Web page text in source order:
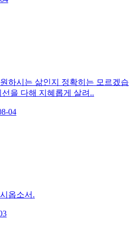
하시는 삶인지 정확히는 모르겠습
을 다해 지혜롭게 살려..
04
옵소서.